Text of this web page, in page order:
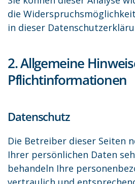
die
in dieser
2. Allgemeine
Pflichtinformationen
Datenschutz
Die Betreiber dieser Seiten
Ihrer persönlichen Daten
behandeln Ihre